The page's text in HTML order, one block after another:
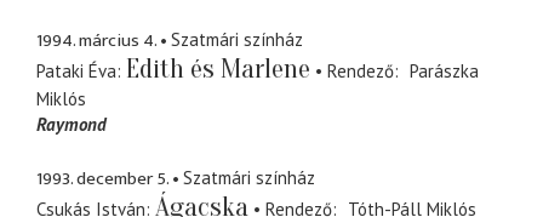
1994. március 4.
Szatmári színház
Pataki Éva Edith és Marlene Rendező
Parászka
Miklós
Raymond
1993. december 5.
Szatmári színház
Csukás István Ágacska Rendező
Tóth-Páll Miklós